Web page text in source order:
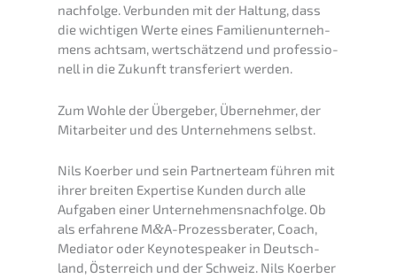
nachfolge. Verbun­den mit der Haltung, dass
die wichti­gen Werte eines Famili­en­un­ter­neh­
mens achtsam, wertschät­zend und profes­sio­
nell in die Zukunft trans­fe­riert werden.
Zum Wohle der Überge­ber, Überneh­mer, der
Mitar­bei­ter und des Unter­neh­mens selbst.
Nils Koerber und sein Partner­team führen mit
ihrer breiten Exper­ti­se Kunden durch alle
Aufga­ben einer Unternehmens­nachfolge. Ob
als erfah­re­ne M&A-Prozessberater, Coach,
Media­tor oder Keynote­spea­k­er in Deutsch­
land, Öster­reich und der Schweiz. Nils Koerber